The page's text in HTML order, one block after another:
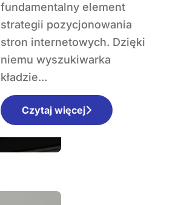
fundamentalny element
strategii pozycjonowania
stron internetowych. Dzięki
niemu wyszukiwarka
kładzie...
Czytaj więcej